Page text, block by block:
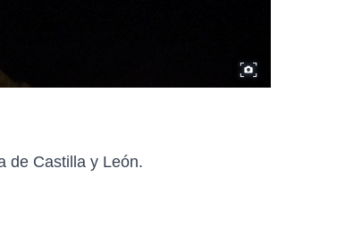
de Castilla y León.